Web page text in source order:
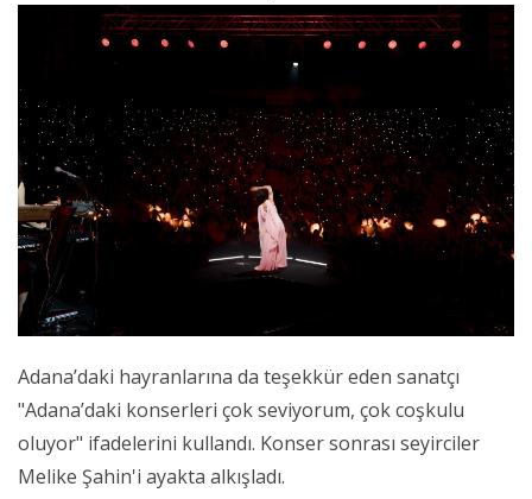
Adana’daki hayranlarına da teşekkür eden sanatçı
"Adana’daki konserleri çok seviyorum, çok coşkulu
oluyor" ifadelerini kullandı. Konser sonrası seyirciler
Melike Şahin'i ayakta alkışladı.